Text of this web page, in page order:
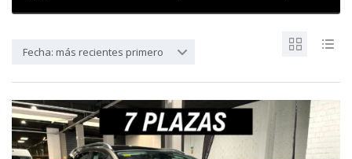
Fecha: más recientes primero